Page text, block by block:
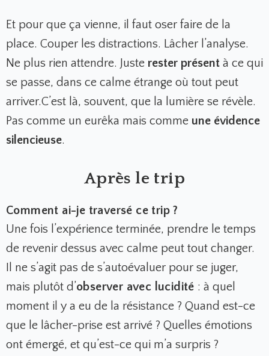
Et pour que ça vienne, il faut oser faire de la
place. Couper les distractions. Lâcher l’analyse.
Ne plus rien attendre. Juste rester présent à ce qui
se passe, dans ce calme étrange où tout peut
arriver.C’est là, souvent, que la lumière se révèle.
Pas comme un eurêka mais comme une évidence
silencieuse.
Après le trip
Comment ai-je traversé ce trip ?
Une fois l’expérience terminée, prendre le temps
de revenir dessus avec calme peut tout changer.
Il ne s’agit pas de s’autoévaluer pour se juger,
mais plutôt d’observer avec lucidité : à quel
moment il y a eu de la résistance ? Quand est-ce
que le lâcher-prise est arrivé ? Quelles émotions
ont émergé, et qu’est-ce qui m’a surpris ?